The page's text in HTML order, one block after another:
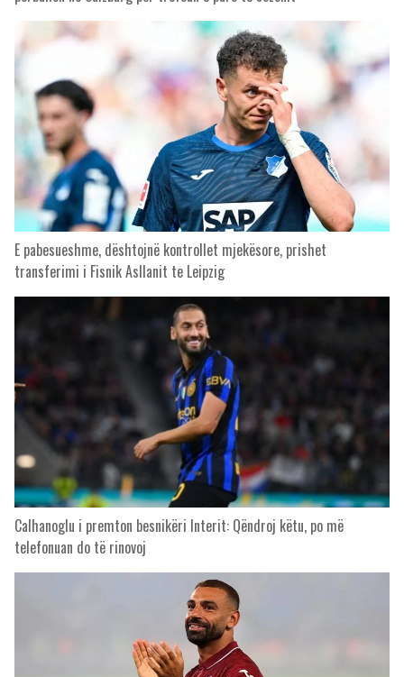
E pabesueshme, dështojnë kontrollet mjekësore, prishet
transferimi i Fisnik Asllanit te Leipzig
Calhanoglu i premton besnikëri Interit: Qëndroj këtu, po më
telefonuan do të rinovoj